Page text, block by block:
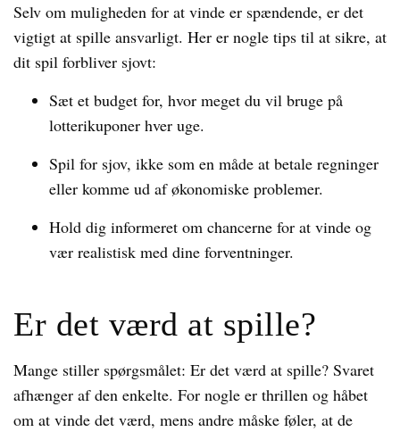
Selv om muligheden for at vinde er spændende, er det
vigtigt at spille ansvarligt. Her er nogle tips til at sikre, at
dit spil forbliver sjovt:
Sæt et budget for, hvor meget du vil bruge på
lotterikuponer hver uge.
Spil for sjov, ikke som en måde at betale regninger
eller komme ud af økonomiske problemer.
Hold dig informeret om chancerne for at vinde og
vær realistisk med dine forventninger.
Er det værd at spille?
Mange stiller spørgsmålet: Er det værd at spille? Svaret
afhænger af den enkelte. For nogle er thrillen og håbet
om at vinde det værd, mens andre måske føler, at de